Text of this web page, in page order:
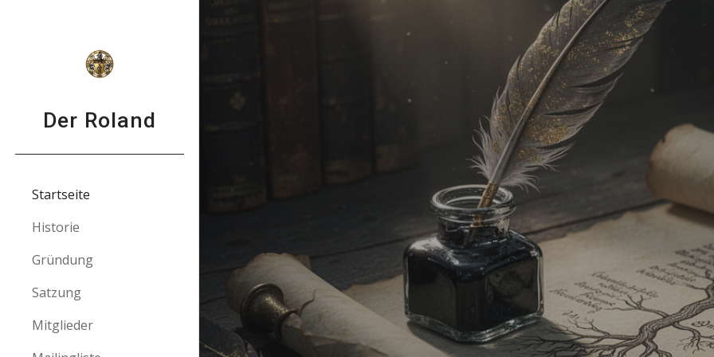
Skip to main content Skip to
Der Roland
Startseite
Historie
Gründung
Satzung
Mitglieder